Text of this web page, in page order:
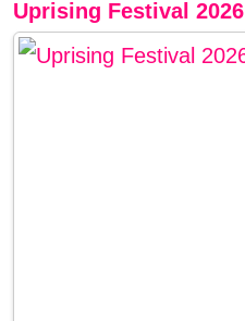
Uprising Festival 2026